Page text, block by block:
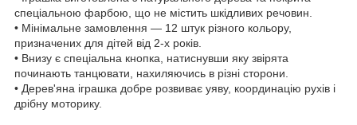
спеціальною фарбою, що не містить шкідливих речовин.
• Мінімальне замовлення — 12 штук різного кольору,
призначених для дітей від 2-х років.
• Внизу є спеціальна кнопка, натиснувши яку звірята
починають танцювати, нахиляючись в різні сторони.
• Дерев'яна іграшка добре розвиває уяву, координацію рухів і
дрібну моторику.